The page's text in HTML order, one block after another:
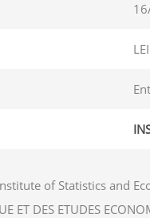
of Statistics
ET DES ETUDES